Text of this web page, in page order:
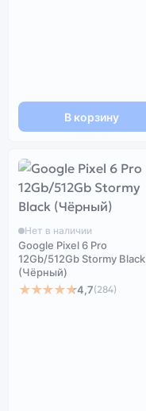
В корзину
Нет в наличии
Google Pixel 6 Pro
12Gb/512Gb Stormy Black
(Чёрный)
★★★★★4,7(284)